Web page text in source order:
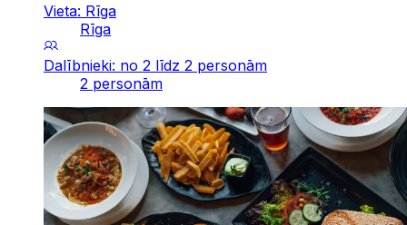
Vieta: Rīga
Rīga
Dalībnieki: no 2 līdz 2 personām
2 personām